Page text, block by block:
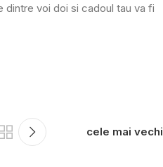
voi doi si cadoul tau va fi
cele mai vechi